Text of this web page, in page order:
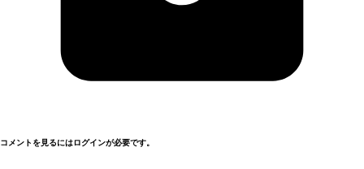
コメントを見るにはログインが必要です。